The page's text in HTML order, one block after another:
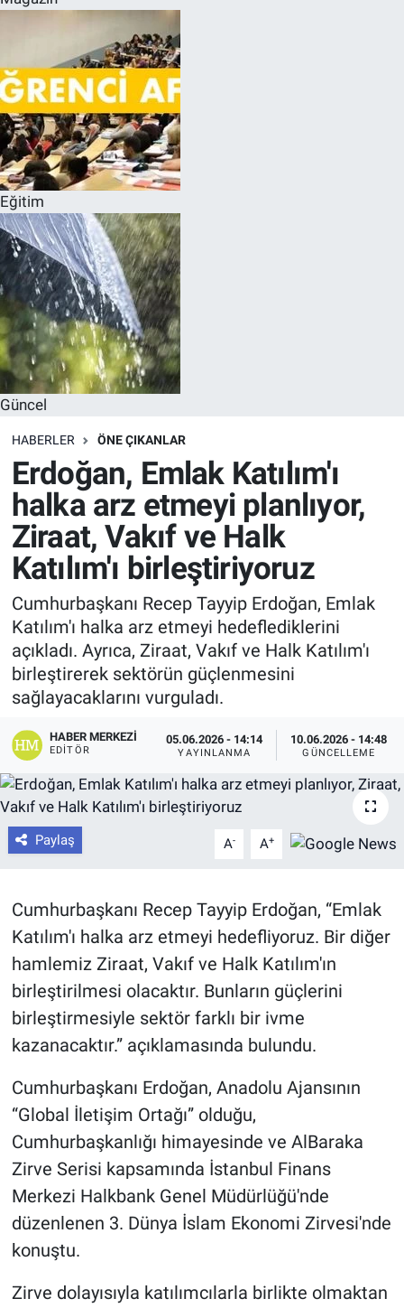
Eğitim
Güncel
HABERLER ÖNE ÇIKANLAR
Erdoğan, Emlak Katılım'ı
halka arz etmeyi planlıyor,
Ziraat, Vakıf ve Halk
Katılım'ı birleştiriyoruz
Cumhurbaşkanı Recep Tayyip Erdoğan, Emlak
Katılım'ı halka arz etmeyi hedeflediklerini
açıkladı. Ayrıca, Ziraat, Vakıf ve Halk Katılım'ı
birleştirerek sektörün güçlenmesini
sağlayacaklarını vurguladı.
HABER MERKEZI
EDITÖR
05.06.2026 - 14:14
YAYINLANMA
10.06.2026 - 14:48
GÜNCELLEME
Paylaş A- A+
Cumhurbaşkanı Recep Tayyip Erdoğan, “Emlak
Katılım'ı halka arz etmeyi hedefliyoruz. Bir diğer
hamlemiz Ziraat, Vakıf ve Halk Katılım'ın
birleştirilmesi olacaktır. Bunların güçlerini
birleştirmesiyle sektör farklı bir ivme
kazanacaktır.” açıklamasında bulundu.
Cumhurbaşkanı Erdoğan, Anadolu Ajansının
“Global İletişim Ortağı” olduğu,
Cumhurbaşkanlığı himayesinde ve AlBaraka
Zirve Serisi kapsamında İstanbul Finans
Merkezi Halkbank Genel Müdürlüğü'nde
düzenlenen 3. Dünya İslam Ekonomi Zirvesi'nde
konuştu.
Zirve dolayısıyla katılımcılarla birlikte olmaktan